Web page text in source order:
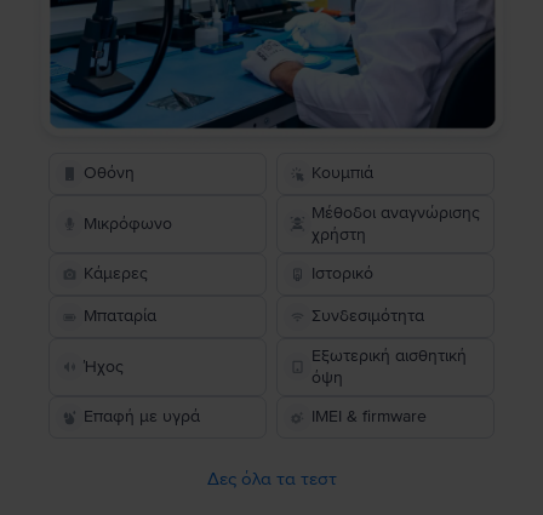
Οθόνη Κουμπιά
Μικρόφωνο
Μέθοδοι αναγνώρισης
χρήστη
Κάμερες
Ιστορικό
Μπαταρία Συνδεσιμότητα
Ήχος
Εξωτερική αισθητική
όψη
Επαφή με υγρά
IMEI & firmware
Δες όλα τα τεστ